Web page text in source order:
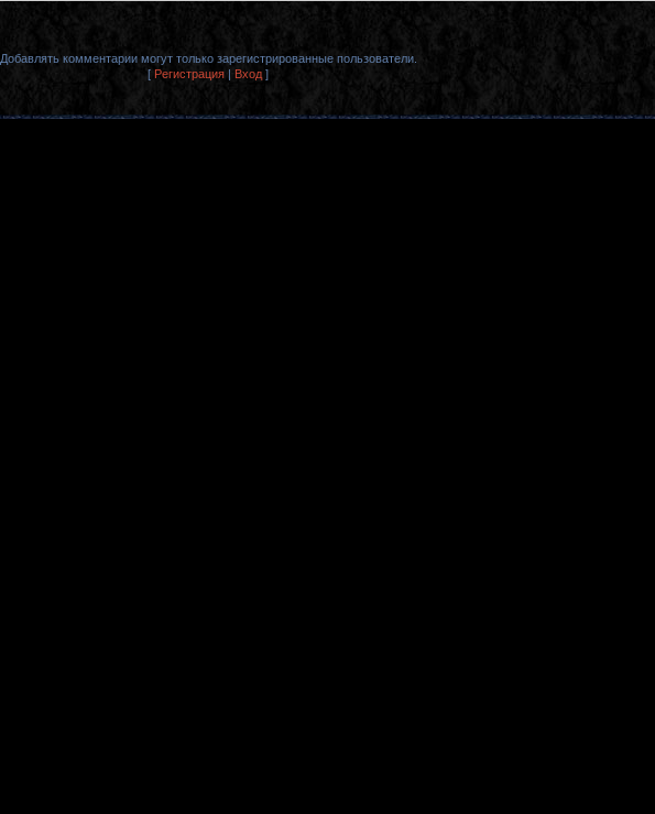
Добавлять комментарии могут только зарегистрированные пользователи.
[ Регистрация | Вход ]